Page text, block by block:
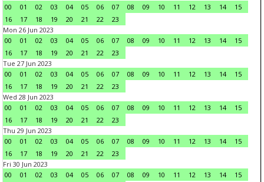
00
01 02 03 04 05 06 07 08 09 10 11 12 13 14
15
16
17 18 19 20 21 22
23
Mon 26 Jun 2023
00
01 02 03 04 05 06 07 08 09 10 11 12 13 14
15
16
17 18 19 20 21 22
23
Tue 27 Jun 2023
00
01 02 03 04 05 06 07 08 09 10 11 12 13 14
15
16
17 18 19 20 21 22
23
Wed 28 Jun 2023
00
01 02 03 04 05 06 07 08 09 10 11 12 13 14
15
16
17 18 19 20 21 22
23
Thu 29 Jun 2023
00
01 02 03 04 05 06 07 08 09 10 11 12 13 14
15
16
17 18 19 20 21 22
23
Fri 30 Jun 2023
00
01 02 03 04 05 06 07 08 09 10 11 12 13 14
15